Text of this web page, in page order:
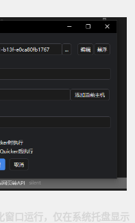
窗口运行，仅在系统托盘显示